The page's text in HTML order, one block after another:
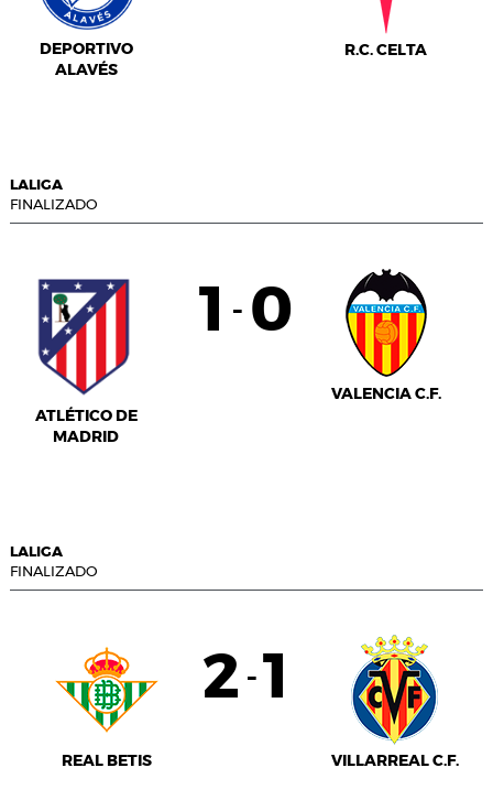
DEPORTIVO
ALAVÉS
R.C. CELTA
LALIGA
FINALIZADO
ATLÉTICO DE
MADRID
1 - 0
VALENCIA C.F.
LALIGA
FINALIZADO
REAL BETIS
2 - 1
VILLARREAL C.F.